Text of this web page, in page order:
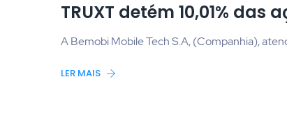
TRUXT detém 10,01% das
A Bemobi Mobile Tech S.A, (Companhia),
LER MAIS